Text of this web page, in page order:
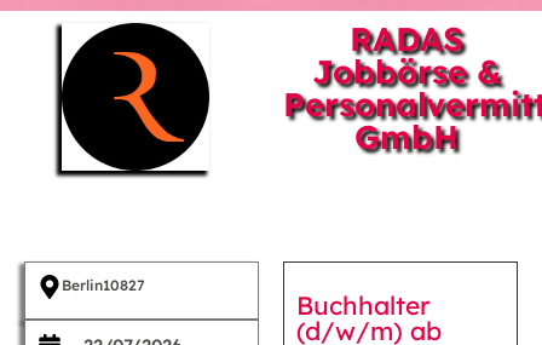
RADAS
Jobbörse &
GmbH
Berlin10827
Buchhalter
(d/w/m) ab